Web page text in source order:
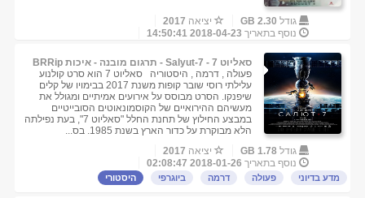
גודל 2.30 GB יציאה 2017
נוסף בתאריך 2018-04-23 14:50:41
סאליוט 7 - Salyut-7 - תרגום מובנה - איכות BRRip
פעולה , דרמה , היסטוריה סאליוט 7 הוא סרט קולנוע
עלילתי רוסי שובר קופות משנת 2017 בבימויו של קלים
שיפנקו. הסרט מבוסס על אירועים אמיתיים ומגולל את
מעשיהם ההירואיים של הקוסמונאוטים הסובייטיים
במבצע החילוץ של תחנת החלל "סאליוט 7", בעת נפילתה
הלא מבוקרת על כדור הארץ בשנת 1985. בס...
גודל 1.78 GB יציאה 2017
נוסף בתאריך 2018-01-26 02:08:47
מדע בדיוני פעולה דרמה ביוגרפי היסטורי